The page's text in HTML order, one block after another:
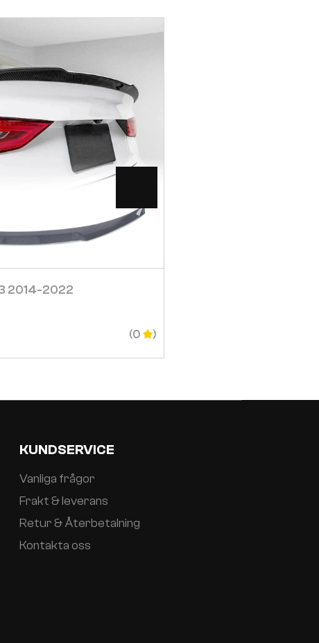
2014-2022
(0
KUNDSERVICE
Vanliga frågor
Frakt & leverans
Retur & Återbetalning
Kontakta oss